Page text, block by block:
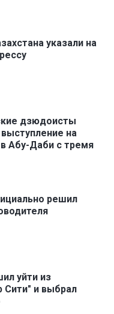
указали на
дзюдоисты
на
в Абу-Даби с тремя
решил
уйти из
Сити" и выбрал